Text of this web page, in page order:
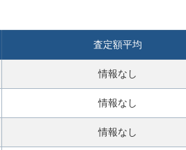
査定額平均
情報なし
情報なし
情報なし